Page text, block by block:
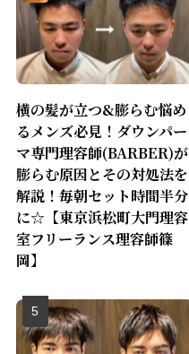
横の髪が立つ&膨らむ悩め
るメンズ必見！ダウンパー
マ専門理容師(BARBER)が
膨らむ原因とその対処法を
解説！毎朝セット時間半分
に☆【東京浜松町大門理容
室フリーランス理容師篠
岡】